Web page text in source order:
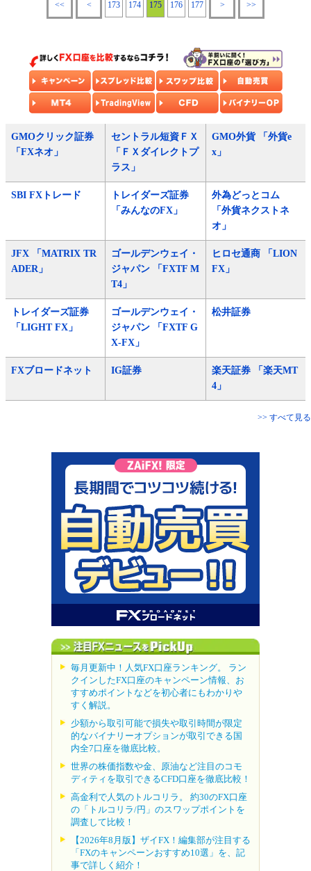
<< < 173 174 175 176 177 > >>
GMOクリック証券
「FXネオ」
セントラル短資ＦＸ
「ＦＸダイレクトプ
ラス」
GMO外貨 「外貨e
x」
SBI FXトレード
トレイダーズ証券
「みんなのFX」
外為どっとコム
「外貨ネクストネ
オ」
JFX 「MATRIX TR
ADER」
ゴールデンウェイ・
ジャパン 「FXTF M
T4」
ヒロセ通商 「LION
FX」
トレイダーズ証券
「LIGHT FX」
ゴールデンウェイ・
ジャパン 「FXTF G
X-FX」
松井証券
FXブロードネット IG証券
楽天証券 「楽天MT
4」
>> すべて見る
毎月更新中！人気FX口座ランキング。 ラン
クインしたFX口座のキャンペーン情報、お
すすめポイントなどを初心者にもわかりや
すく解説。
少額から取引可能で損失や取引時間が限定
的なバイナリーオプションが取引できる国
内全7口座を徹底比較。
世界の株価指数や金、原油など注目のコモ
ディティを取引できるCFD口座を徹底比較！
高金利で人気のトルコリラ。 約30のFX口座
の「トルコリラ/円」のスワップポイントを
調査して比較！
【2026年8月版】ザイFX！編集部が注目する
「FXのキャンペーンおすすめ10選」を、記
事で詳しく紹介！